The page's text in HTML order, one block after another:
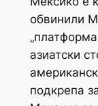
обвинили
азиатски
подкрепа